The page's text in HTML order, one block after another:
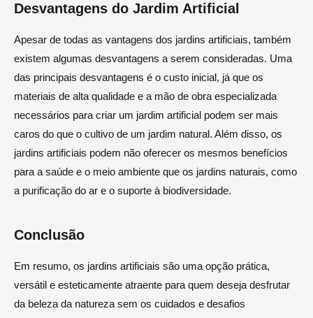
Desvantagens do Jardim Artificial
Apesar de todas as vantagens dos jardins artificiais, também
existem algumas desvantagens a serem consideradas. Uma
das principais desvantagens é o custo inicial, já que os
materiais de alta qualidade e a mão de obra especializada
necessários para criar um jardim artificial podem ser mais
caros do que o cultivo de um jardim natural. Além disso, os
jardins artificiais podem não oferecer os mesmos benefícios
para a saúde e o meio ambiente que os jardins naturais, como
a purificação do ar e o suporte à biodiversidade.
Conclusão
Em resumo, os jardins artificiais são uma opção prática,
versátil e esteticamente atraente para quem deseja desfrutar
da beleza da natureza sem os cuidados e desafios